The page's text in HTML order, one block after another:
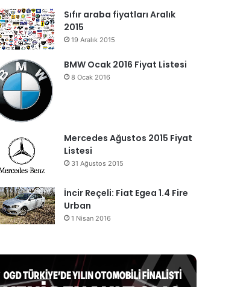
Sıfır araba fiyatları Aralık
2015
19 Aralık 2015
BMW Ocak 2016 Fiyat Listesi
8 Ocak 2016
Mercedes Ağustos 2015 Fiyat
Listesi
31 Ağustos 2015
İncir Reçeli: Fiat Egea 1.4 Fire
Urban
1 Nisan 2016